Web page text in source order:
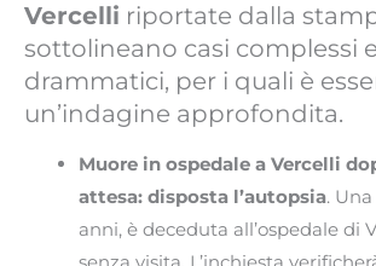
Vercelli riportate dalla
sottolineano casi complessi e
drammatici, per i quali è
un’indagine approfondita.
Muore in ospedale a Vercelli
attesa: disposta l’autopsia.
anni, è deceduta all’ospedale di